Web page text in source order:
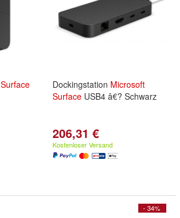
Surface
Dockingstation Microsoft
Surface USB4 â€? Schwarz
206,31 €
Kostenloser Versand
- 34%